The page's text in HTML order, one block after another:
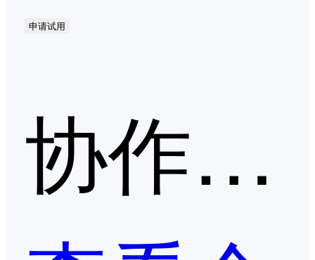
申请试用
协作文档第二季度口碑产品